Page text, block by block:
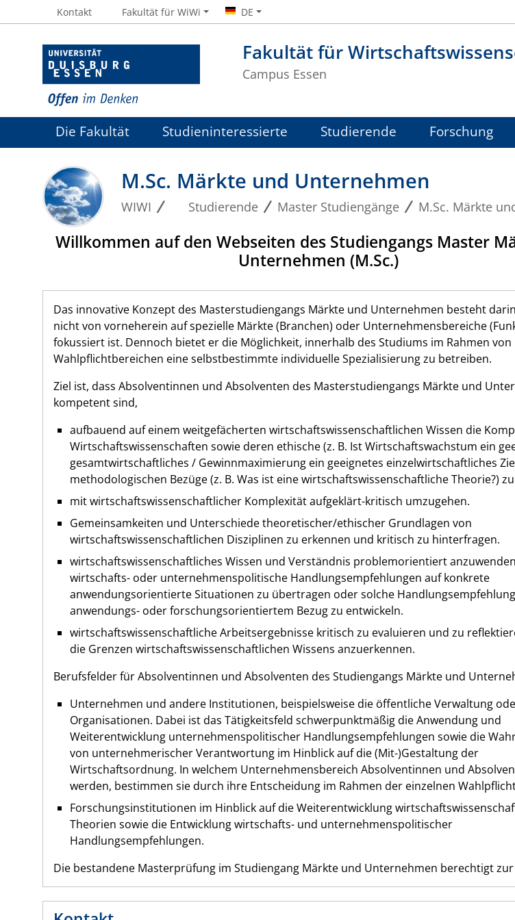
Fakultät für
Campus Essen
Kontakt Fakultät für WiWi DE
Die Fakultät Studieninteressierte Studierende Forschung
M.Sc. Märkte und Unternehmen
WIWI Studierende Master Studiengänge M.Sc. Märkte
Willkommen auf den Webseiten des Studiengangs Master
Unternehmen (M.Sc.)
Das innovative Konzept des Masterstudiengangs Märkte und Unternehmen besteht
nicht von vorneherein auf spezielle Märkte (Branchen) oder Unternehmensbereiche
fokussiert ist. Dennoch bietet er die Möglichkeit, innerhalb des Studiums im Rahmen von
Wahlpflichtbereichen eine selbstbestimmte individuelle Spezialisierung zu betreiben.
Ziel ist, dass Absolventinnen und Absolventen des Masterstudiengangs Märkte und
kompetent sind,
aufbauend auf einem weitgefächerten wirtschaftswissenschaftlichen Wissen die
Wirtschaftswissenschaften sowie deren ethische (z. B. Ist Wirtschaftswachstum ein
gesamtwirtschaftliches / Gewinnmaximierung ein geeignetes einzelwirtschaftliches
methodologischen Bezüge (z. B. Was ist eine wirtschaftswissenschaftliche Theorie?)
mit wirtschaftswissenschaftlicher Komplexität aufgeklärt-kritisch umzugehen.
Gemeinsamkeiten und Unterschiede theoretischer/ethischer Grundlagen von
wirtschaftswissenschaftlichen Disziplinen zu erkennen und kritisch zu hinterfragen.
wirtschaftswissenschaftliches Wissen und Verständnis problemorientiert
wirtschafts- oder unternehmenspolitische Handlungsempfehlungen auf konkrete
anwendungsorientierte Situationen zu übertragen oder solche
anwendungs- oder forschungsorientiertem Bezug zu entwickeln.
wirtschaftswissenschaftliche Arbeitsergebnisse kritisch zu evaluieren und zu
die Grenzen wirtschaftswissenschaftlichen Wissens anzuerkennen.
Berufsfelder für Absolventinnen und Absolventen des Studiengangs Märkte und
Unternehmen und andere Institutionen, beispielsweise die öffentliche Verwaltung
Organisationen. Dabei ist das Tätigkeitsfeld schwerpunktmäßig die Anwendung und
Weiterentwicklung unternehmenspolitischer Handlungsempfehlungen sowie die
von unternehmerischer Verantwortung im Hinblick auf die (Mit-)Gestaltung der
Wirtschaftsordnung. In welchem Unternehmensbereich Absolventinnen und
werden, bestimmen sie durch ihre Entscheidung im Rahmen der einzelnen
Forschungsinstitutionen im Hinblick auf die Weiterentwicklung
Theorien sowie die Entwicklung wirtschafts- und unternehmenspolitischer
Handlungsempfehlungen.
Die bestandene Masterprüfung im Studiengang Märkte und Unternehmen berechtigt